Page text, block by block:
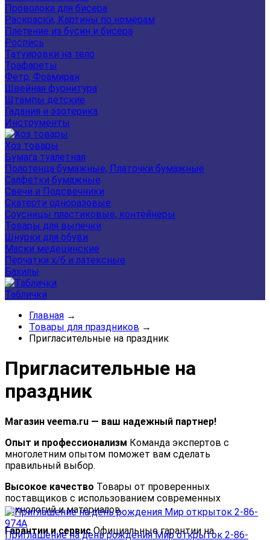
Проволока для бисера
Раскраски, Картины по номерам
Плетение из бусин и бисера
Роспись
Татуировки на тело
Трафареты
Фетр, Фоамиран
Швейная фурнитура
Штампы детские
Гадания и эзотерика
Инструменты
Хоз товары
Бумага туалетная
Полотенца бумажные, Платочки бумажные
Салфетки бумажные
Свечи и Подсвечники
Скатерти одноразовые
Соусницы пластиковые, контейнеры
Товары для выпечки
Шнурки для обуви
Маски медецинские
Перчатки х/б и латексные
Бахилы
Таблички
Главная →
Товары для праздников →
Пригласительные на праздник
Пригласительные на
праздник
Магазин veema.ru — ваш надежный партнер!
Опыт и профессионализм Команда экспертов с
многолетним опытом поможет вам сделать
правильный выбор.
Высокое качество Товары от проверенных
поставщиков с использованием современных
технологий и материалов.
Гарантии и сервисОфициальные гарантии на
Приглашение на день рождения Мир открыток 2-86-